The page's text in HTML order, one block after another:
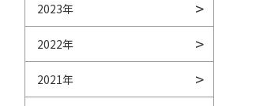
2023年
2022年
2021年